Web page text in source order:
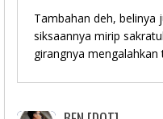
Tambahan deh, belinya
siksaannya mirip
girangnya mengalahkan